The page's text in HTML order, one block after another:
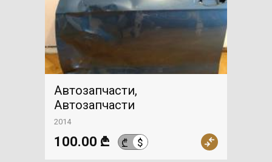
Автозапчасти,
Автозапчасти
2014
100.00 ₾ ₾ $